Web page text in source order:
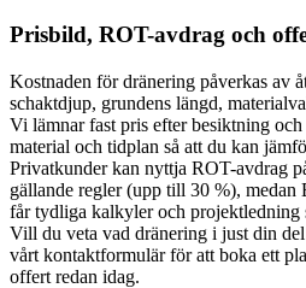
Prisbild, ROT-avdrag och
Kostnaden för dränering påverkas av
schaktdjup, grundens längd,
Vi lämnar fast pris efter besiktning
material och tidplan så att du kan
Privatkunder kan nyttja ROT-avdrag
gällande regler (upp till 30 %), medan
får tydliga kalkyler och projektledning
Vill du veta vad dränering i just din
vårt kontaktformulär för att boka ett
offert redan idag.